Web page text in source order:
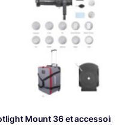
Mount 36 et accessoires